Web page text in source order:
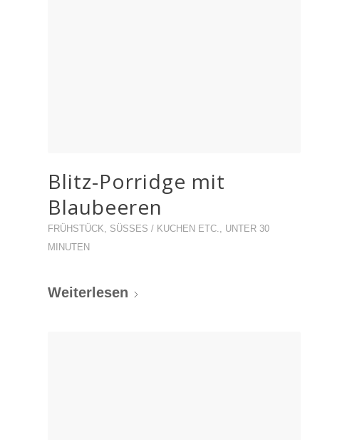
Blitz-Porridge mit
Blaubeeren
FRÜHSTÜCK SÜSSES / KUCHEN ETC.
UNTER 30
MINUTEN
Weiterlesen